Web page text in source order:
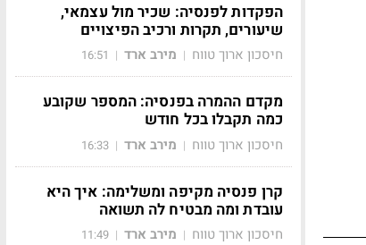
הפקדות לפנסיה: שכיר מול עצמאי,
שיעורים, תקרות ורכיב הפיצויים
חיסכון ארוך טווח | מירב ארד |
16:51
מקדם ההמרה בפנסיה: המספר שקובע
כמה תקבלו בכל חודש
חיסכון ארוך טווח | מירב ארד |
16:33
קרן פנסיה מקיפה ומשלימה: איך היא
עובדת ומה מבטיח לה תשואה
חיסכון ארוך טווח | מירב ארד |
11:49